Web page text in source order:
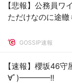
【悲報】公務員ワ
ただけなのに途
GOSSIP速報
【速報】櫻坂46
∀ﾟ)━━━━!!